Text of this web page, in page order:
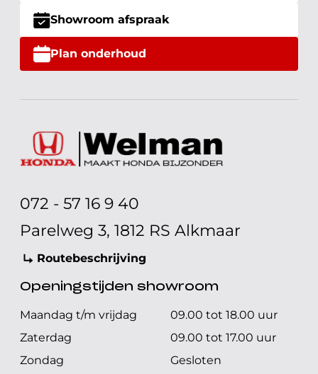
Showroom afspraak
Plan onderhoud
072 - 57 16 9 40
Parelweg 3, 1812 RS Alkmaar
Routebeschrijving
Openingstijden showroom
Maandag t/m vrijdag
09.00 tot 18.00 uur
Zaterdag
09.00 tot 17.00 uur
Zondag
Gesloten